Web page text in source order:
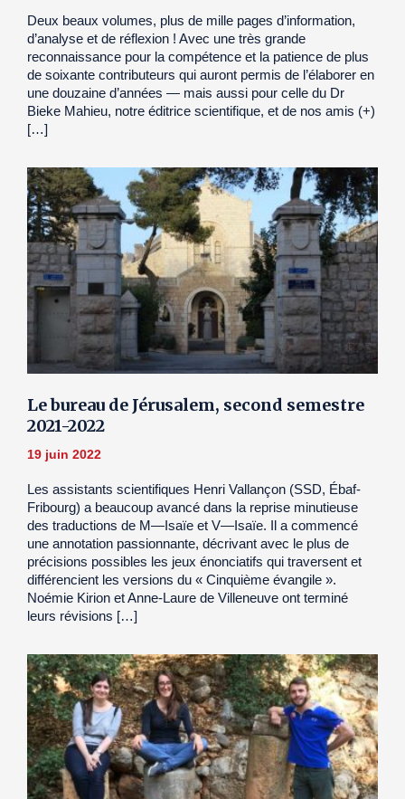
Deux beaux volumes, plus de mille pages d’information,
d’analyse et de réflexion ! Avec une très grande
reconnaissance pour la compétence et la patience de plus
de soixante contributeurs qui auront permis de l’élaborer en
une douzaine d’années — mais aussi pour celle du Dr
Bieke Mahieu, notre éditrice scientifique, et de nos amis (+)
[…]
Le bureau de Jérusalem, second semestre
2021-2022
19 juin 2022
Les assistants scientifiques Henri Vallançon (SSD, Ébaf-
Fribourg) a beaucoup avancé dans la reprise minutieuse
des traductions de M—Isaïe et V—Isaïe. Il a commencé
une annotation passionnante, décrivant avec le plus de
précisions possibles les jeux énonciatifs qui traversent et
différencient les versions du « Cinquième évangile ».
Noémie Kirion et Anne-Laure de Villeneuve ont terminé
leurs révisions […]